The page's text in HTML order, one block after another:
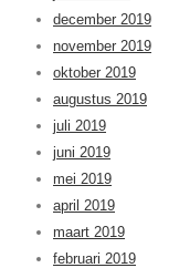
december 2019
november 2019
oktober 2019
augustus 2019
juli 2019
juni 2019
mei 2019
april 2019
maart 2019
februari 2019